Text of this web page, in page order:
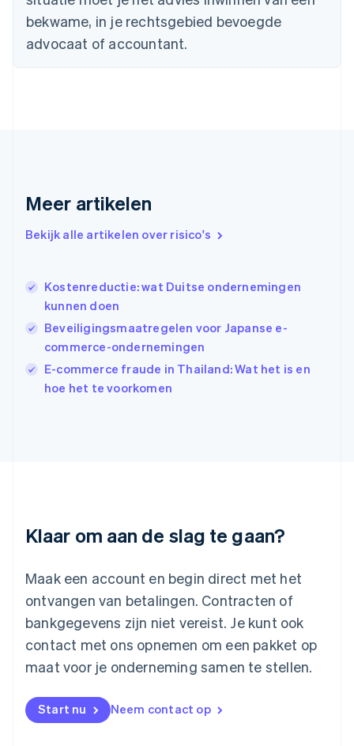
bekwame, in je rechtsgebied bevoegde
advocaat of accountant.
Meer artikelen
Bekijk alle artikelen over risico's
Kostenreductie: wat Duitse ondernemingen
kunnen doen
Beveiligingsmaatregelen voor Japanse e-
commerce-ondernemingen
E-commerce fraude in Thailand: Wat het is en
hoe het te voorkomen
Klaar om aan de slag te gaan?
Maak een account en begin direct met het
ontvangen van betalingen. Contracten of
bankgegevens zijn niet vereist. Je kunt ook
contact met ons opnemen om een pakket op
maat voor je onderneming samen te stellen.
Start nu Neem contact op
Duitsland
DeutschEnglish
Estland
English
Finland
Hongarije
Hongkong SAR, China
English
English
Italië
ItalianoEnglish
日本語 English
Kroatië
FrançaisDeutschEnglish
English
Malta
English
Mexico
Nederland
NederlandsEnglish
English
Noorwegen